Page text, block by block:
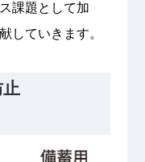
課題として加
していきます。
止